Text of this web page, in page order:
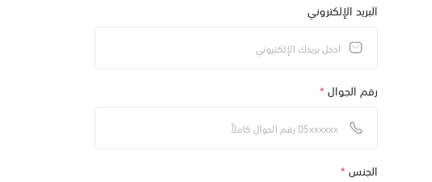
البريد الإلكتروني
رقم الجوال*
الجنس*